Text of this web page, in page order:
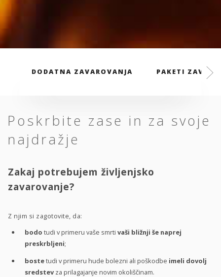
DODATNA ZAVAROVANJA PAKETI
Poskrbite zase in za svoje
najdražje
Zakaj potrebujem življenjsko
zavarovanje?
Z njim si zagotovite, da:
bodo tudi v primeru vaše smrti vaši bližnji še naprej
preskrbljeni;
bostetudi v primeru hude bolezni ali poškodbe imeli dovolj
sredstev za prilagajanje novim okoliščinam.